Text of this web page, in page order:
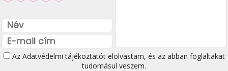
Az Adatvédelmi tájékoztatótelolvastam, és az abban foglaltakat
tudomásul veszem.